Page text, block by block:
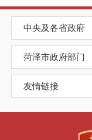
中央及各省政府
菏泽市政府部门
友情链接